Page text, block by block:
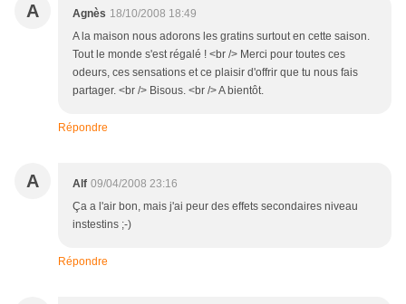
A Agnès 18/10/2008 18:49
A la maison nous adorons les gratins surtout en cette saison.
Tout le monde s'est régalé ! <br /> Merci pour toutes ces
odeurs, ces sensations et ce plaisir d'offrir que tu nous fais
partager. <br /> Bisous. <br /> A bientôt.
Répondre
A Alf 09/04/2008 23:16
Ça a l'air bon, mais j'ai peur des effets secondaires niveau
instestins ;-)
Répondre